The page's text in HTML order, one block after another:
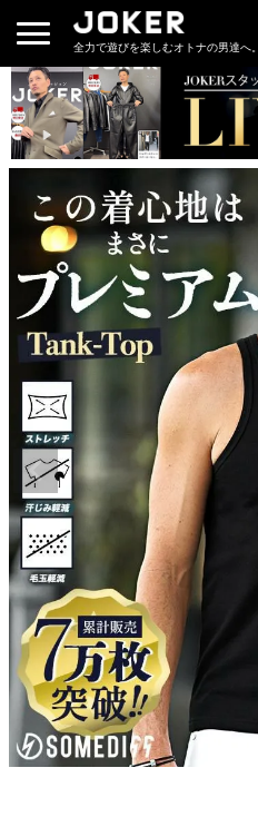
全力で遊びを楽しむオトナの男達へ。